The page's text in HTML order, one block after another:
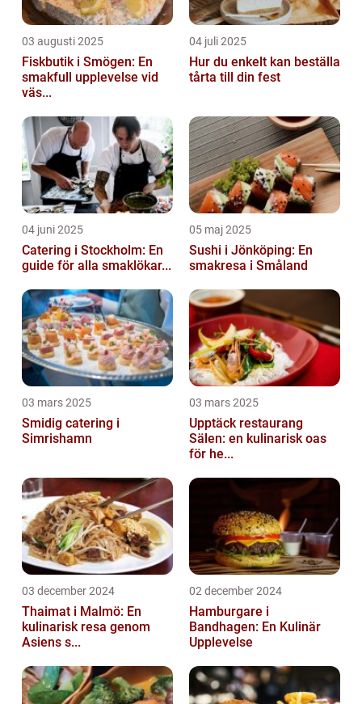
03 augusti 2025
Fiskbutik i Smögen: En
smakfull upplevelse vid
väs...
04 juli 2025
Hur du enkelt kan beställa
tårta till din fest
04 juni 2025
Catering i Stockholm: En
guide för alla smaklökar...
05 maj 2025
Sushi i Jönköping: En
smakresa i Småland
03 mars 2025
Smidig catering i
Simrishamn
03 mars 2025
Upptäck restaurang
Sälen: en kulinarisk oas
för he...
03 december 2024
Thaimat i Malmö: En
kulinarisk resa genom
Asiens s...
02 december 2024
Hamburgare i
Bandhagen: En Kulinär
Upplevelse